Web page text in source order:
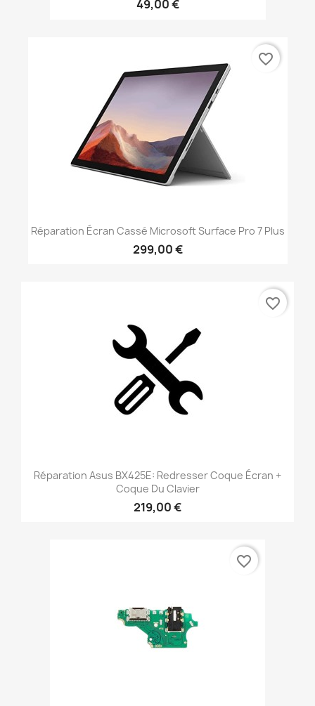
49,00 €
Réparation Écran Cassé Microsoft Surface Pro 7 Plus
299,00 €
favorite_border
Réparation Asus BX425E: Redresser Coque Écran +
Coque Du Clavier
219,00 €
favorite_border
favorite_border